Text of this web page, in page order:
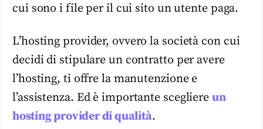
cui sono i file per il cui sito un utente paga.
L’hosting provider, ovvero la società con cui
decidi di stipulare un contratto per avere
l’hosting, ti offre la manutenzione e
l’assistenza. Ed è importante scegliere un
hosting provider di qualità.